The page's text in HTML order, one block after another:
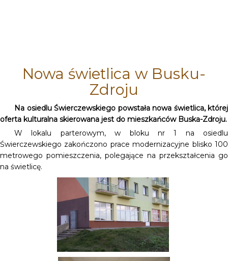
Nowa świetlica w Busku-
Zdroju
Na osiedlu Świerczewskiego powstała nowa świetlica, której
oferta kulturalna skierowana jest do mieszkańców Buska-Zdroju.
W lokalu parterowym, w bloku nr 1 na osiedlu
Świerczewskiego zakończono prace modernizacyjne blisko 100
metrowego pomieszczenia, polegające na przekształcenia go
na świetlicę.